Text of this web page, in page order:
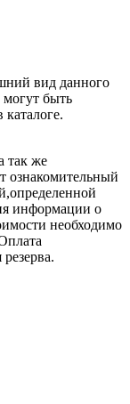
вид данного
могут быть
так же
ознакомительный
информации о
необходимо